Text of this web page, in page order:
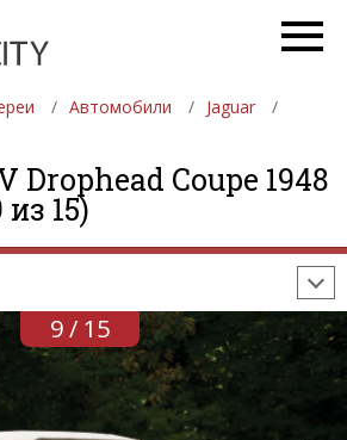
Автомобили
Jaguar
Drophead Coupe 1948
15)
АВТОМОБИЛИ
ДЕВУШКИ
1
9 / 15